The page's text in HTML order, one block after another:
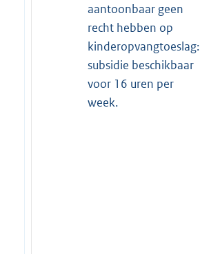
aantoonbaar geen
recht hebben op
kinderopvangtoeslag:
subsidie beschikbaar
voor 16 uren per
week.